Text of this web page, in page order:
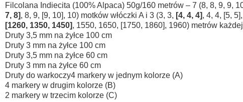
Filcolana Indiecita (100% Alpaca) 50g/160 metrów – 7 (8, 8, 9, 9,
7, 8], 8, 9, [9, 10], 10) motków włóczki A i 3 (3, 3, [4, 4, 4], 4, 4, [5,
[1260, 1350, 1450], 1550, 1650, [1750, 1860], 1960) metrów
Druty 3,5 mm na żyłce 100 cm
Druty 3 mm na żyłce 100 cm
Druty 3,5 mm na żyłce 60 cm
Druty 3 mm na żyłce 60 cm
Druty do warkoczy4 markery w jednym kolorze (A)
4 markery w drugim kolorze (B)
2 markery w trzecim kolorze (C)